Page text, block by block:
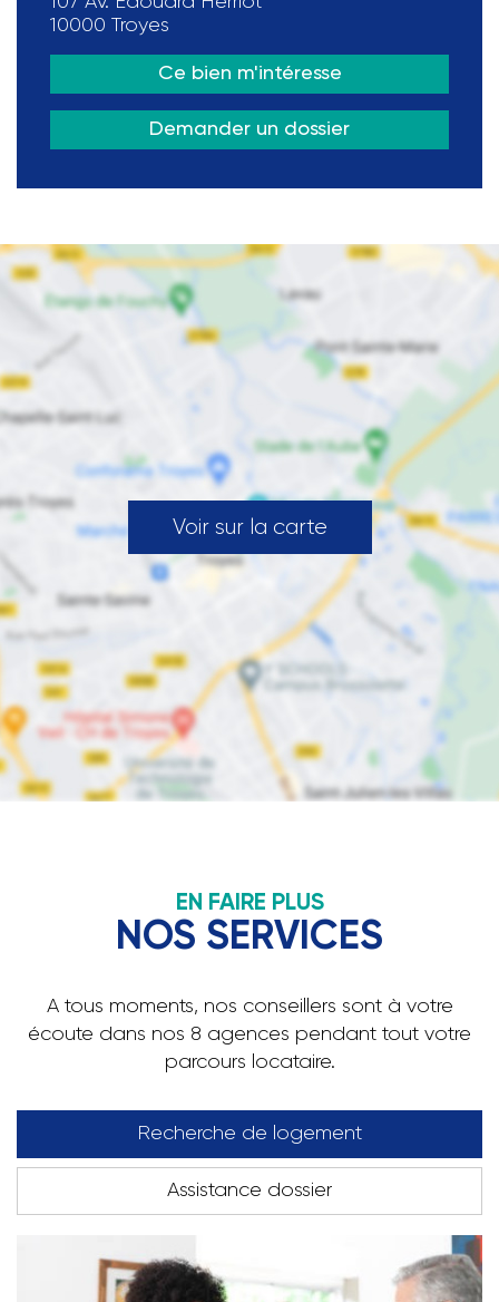
10000 Troyes
Ce bien m'intéresse
Demander un dossier
Voir sur la carte
EN FAIRE PLUS
NOS SERVICES
A tous moments, nos conseillers sont à votre
écoute dans nos 8 agences pendant tout votre
parcours locataire.
Recherche de logement
Assistance dossier